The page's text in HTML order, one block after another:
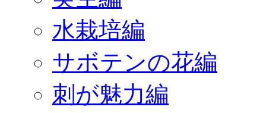
水栽培編
サボテンの花編
刺が魅力編